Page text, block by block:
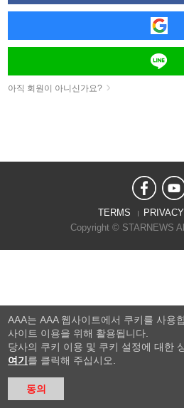
아직 회원이 아니신가요?
TERMS
Copyright © STARNEWS
AAA는 AAA 웹사이트에서 쿠키를 사용
사이트 이용을 위해 활용됩니다.
당사의 쿠키 이용 및 쿠키 설정에 대한
여기 를 클릭해 주십시오.
동의